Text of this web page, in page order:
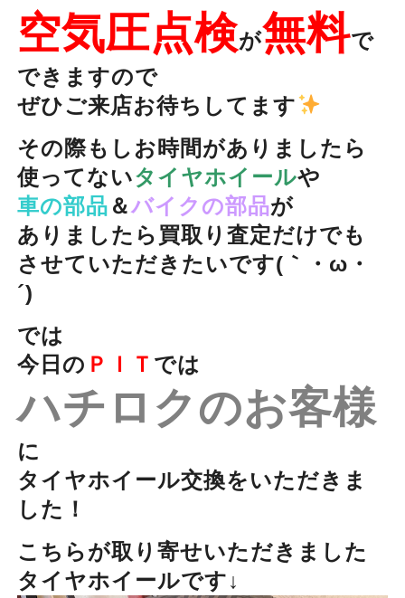
空気圧点検が無料で
できますので
ぜひご来店お待ちしてます
その際もしお時間がありましたら
使ってないタイヤホイールや
車の部品 ＆バイクの部品が
ありましたら買取り査定だけでも
させていただきたいです(｀・ω・
´)ゞ
では
今日の ＰＩＴ では
ハチロクのお客様
に
タイヤホイール交換をいただきま
した！
こちらが取り寄せいただきました
タイヤホイールです↓